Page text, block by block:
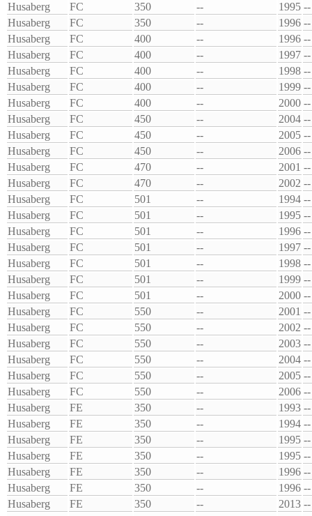
Husaberg
FC 350 -- 1995 --
Husaberg
FC 350 -- 1996 --
Husaberg
FC 400 -- 1996 --
Husaberg
FC 400 -- 1997 --
Husaberg
FC 400 -- 1998 --
Husaberg
FC 400 -- 1999 --
Husaberg
FC 400 -- 2000 --
Husaberg
FC 450 -- 2004 --
Husaberg
FC 450 -- 2005 --
Husaberg
FC 450 -- 2006 --
Husaberg
FC 470 -- 2001 --
Husaberg
FC 470 -- 2002 --
Husaberg
FC 501 -- 1994 --
Husaberg
FC 501 -- 1995 --
Husaberg
FC 501 -- 1996 --
Husaberg
FC 501 -- 1997 --
Husaberg
FC 501 -- 1998 --
Husaberg
FC 501 -- 1999 --
Husaberg
FC 501 -- 2000 --
Husaberg
FC 550 -- 2001 --
Husaberg
FC 550 -- 2002 --
Husaberg
FC 550 -- 2003 --
Husaberg
FC 550 -- 2004 --
Husaberg
FC 550 -- 2005 --
Husaberg
FC 550 -- 2006 --
Husaberg
FE 350 -- 1993 --
Husaberg
FE 350 -- 1994 --
Husaberg
FE 350 -- 1995 --
Husaberg
FE 350 -- 1995 --
Husaberg
FE 350 -- 1996 --
Husaberg
FE 350 -- 1996 --
Husaberg
FE 350 -- 2013 --